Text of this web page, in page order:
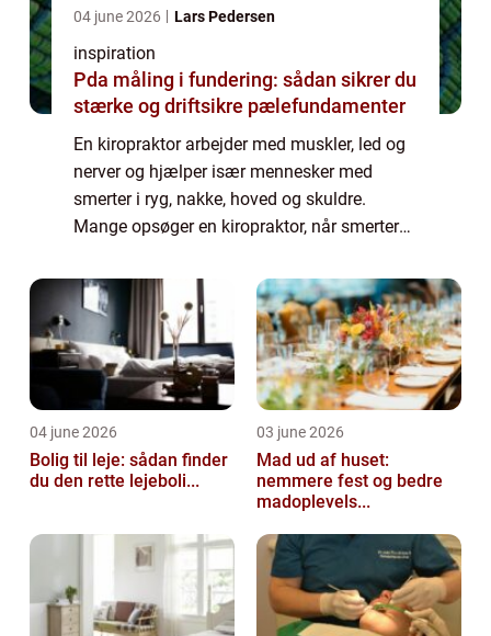
04 june 2026 Lars Pedersen
inspiration
Pda måling i fundering: sådan sikrer du
stærke og driftsikre pælefundamenter
En kiropraktor arbejder med muskler, led og
nerver og hjælper især mennesker med
smerter i ryg, nakke, hoved og skuldre.
Mange opsøger en kiropraktor, når smerter
K...
04 june 2026
Bolig til leje: sådan finder
du den rette lejeboli...
03 june 2026
Mad ud af huset:
nemmere fest og bedre
madoplevels...